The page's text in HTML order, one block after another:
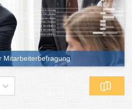
Mitarbeiterbefragung